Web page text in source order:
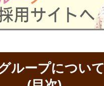
ループについて